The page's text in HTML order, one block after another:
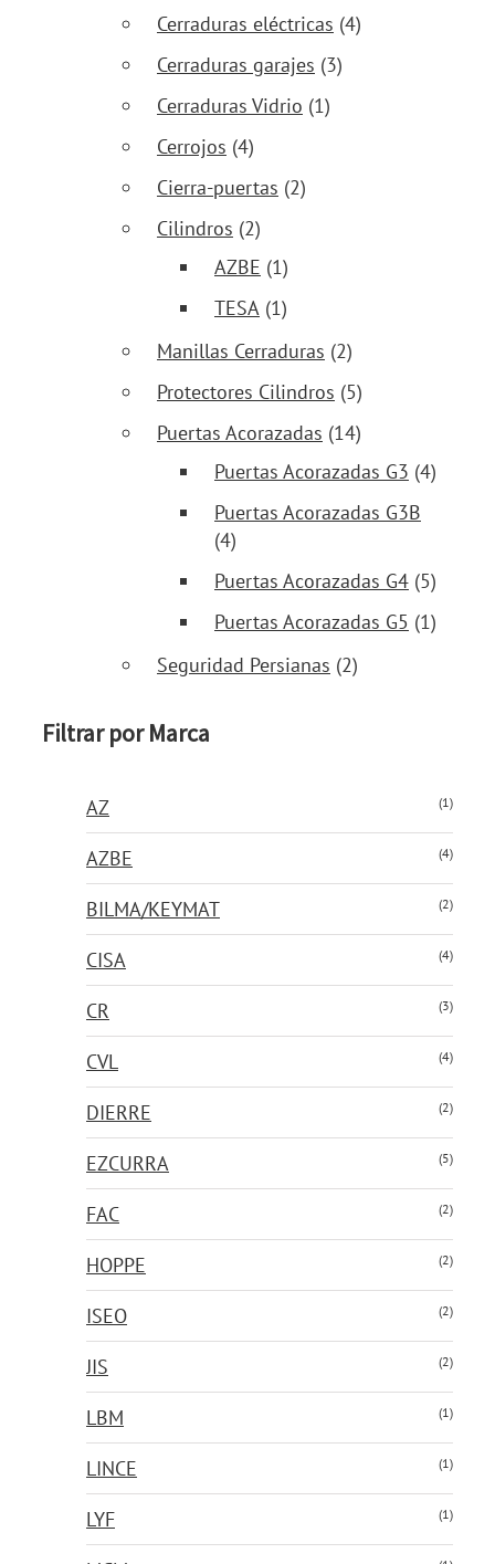
Cerraduras eléctricas (4)
Cerraduras garajes (3)
Cerraduras Vidrio (1)
Cerrojos (4)
Cierra-puertas (2)
Cilindros (2)
AZBE (1)
TESA (1)
Manillas Cerraduras (2)
Protectores Cilindros (5)
Puertas Acorazadas (14)
Puertas Acorazadas G3 (4)
Puertas Acorazadas G3B
(4)
Puertas Acorazadas G4 (5)
Puertas Acorazadas G5 (1)
Seguridad Persianas (2)
Filtrar por Marca
AZ (1)
AZBE (4)
BILMA/KEYMAT (2)
CISA (4)
CR (3)
CVL (4)
DIERRE (2)
EZCURRA (5)
FAC (2)
HOPPE (2)
ISEO (2)
JIS (2)
LBM (1)
LINCE (1)
LYF (1)